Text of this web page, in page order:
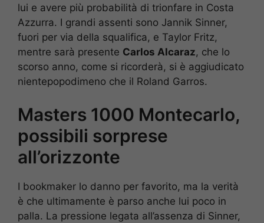
lui e avere più probabilità di trionfare in Costa
Azzurra. I grandi assenti sono Jannik Sinner,
fuori per via della squalifica, e Taylor Fritz,
mentre sarà presente Carlos Alcaraz, che lo
scorso anno, come si ricorderà, si è aggiudicato
nientepopodimeno che il Roland Garros.
Masters 1000 Montecarlo,
possibili sorprese
all’orizzonte
I bookmaker lo danno per favorito, ma la verità
è che ultimamente è parso anche lui poco in
palla. La pressione legata all’assenza di Sinner,